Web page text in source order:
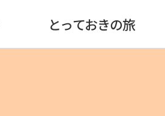
とっておきの旅